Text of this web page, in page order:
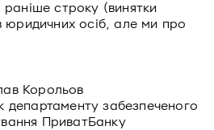
строку (винятки
юридичних осіб, але ми про
Корольов
департаменту забезпеченого
ПриватБанку